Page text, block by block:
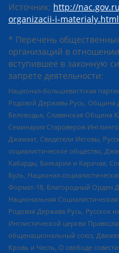
Источник: http://
organizacii-i-materialy.html
* Перечень
организаций в
вступившее в законную
запрете деятельности:
Национал-большевистская
Родовой Державы Русь, Община
Беловодья, Славянская Община
Семинария Староверов-
Джамаат, Свидетели Иеговы,
социалистическое общество,
Кабарды, Балкарии и Карачая,
Буль, Национал-
Формат-18, Благородный Орден
Национальная
Родовая Держава Русь, Русское
Инглистической церкви
общенациональный союз,
Кровь и Честь, О свободе